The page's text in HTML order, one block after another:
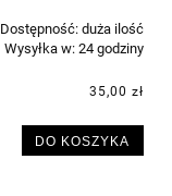
Dostępność: duża ilość
Wysyłka w: 24 godziny
35,00 zł
DO KOSZYKA